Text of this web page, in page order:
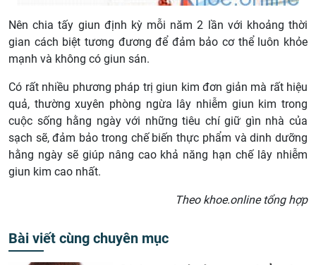
Nên chia tấy giun định kỳ mỗi năm 2 lần với khoảng thời
gian cách biệt tương đương để đảm bảo cơ thể luôn khỏe
mạnh và không có giun sán.
Có rất nhiều phương pháp trị giun kim đơn giản mà rất hiệu
quả, thường xuyên phòng ngừa lây nhiễm giun kim trong
cuộc sống hằng ngày với những tiêu chí giữ gìn nhà của
sạch sẽ, đảm bảo trong chế biến thực phẩm và dinh dưỡng
hằng ngày sẽ giúp nâng cao khả năng hạn chế lây nhiễm
giun kim cao nhất.
Theo khoe.online tổng hợp
Bài viết cùng chuyên mục